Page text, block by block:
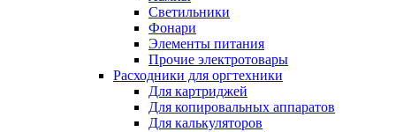
Светильники
Фонари
Элементы питания
Прочие электротовары
Расходники для оргтехники
Для картриджей
Для копировальных аппаратов
Для калькуляторов